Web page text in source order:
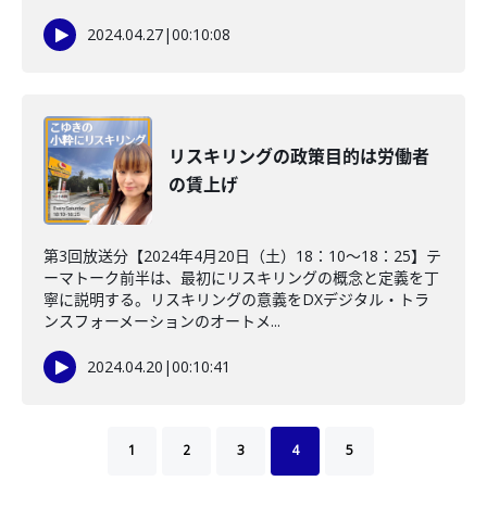
2024.04.27|00:10:08
リスキリングの政策目的は労働者
の賃上げ
第3回放送分【2024年4月20日（土）18：10～18：25】テ
ーマトーク前半は、最初にリスキリングの概念と定義を丁
寧に説明する。リスキリングの意義をDXデジタル・トラ
ンスフォーメーションのオートメ...
2024.04.20 |00:10:41
1 2 3 4 5